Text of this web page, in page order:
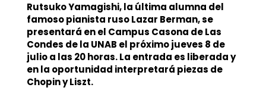
Rutsuko Yamagishi, la última alumna del
famoso pianista ruso Lazar Berman, se
presentará en el Campus Casona de Las
Condes de la UNAB el próximo jueves 8 de
julio a las 20 horas. La entrada es liberada y
en la oportunidad interpretará piezas de
Chopin y Liszt.